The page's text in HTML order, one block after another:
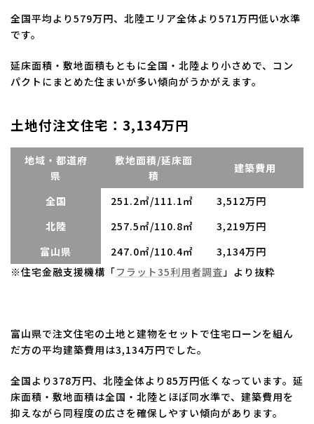
全国平均より579万円、北陸エリア全体より571万円低い水準
です。
延床面積・敷地面積もともに全国・北陸より小さめで、コン
パクトにまとめた住まいが多い傾向がうかがえます。
土地付注文住宅：3,134万円
地域・都道府
県
敷地面積/延床面
積
建築費用
全国 251.2㎡/111.1㎡
3,512万円
北陸
257.5㎡/110.8㎡
3,219万円
富山県
247.0㎡/110.4㎡
3,134万円
※住宅金融支援機構「フラット35利用者調査 」より抜粋
富山県で注文住宅の土地と建物をセットで住宅ローンを組ん
だ方の平均建築費用は3,134万円でした。
全国より378万円、北陸全体より85万円低くなっています。延
床面積・敷地面積は全国・北陸とほぼ同水準で、建築費用を
抑えながら同程度の広さを確保しやすい傾向があります。